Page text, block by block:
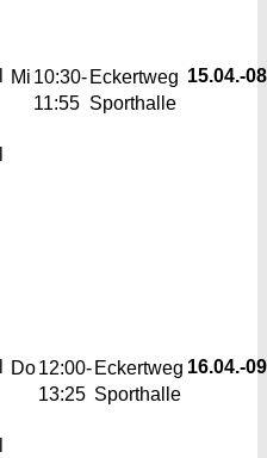
Mi 10:30-
11:55
Eckertweg
Sporthalle
15.04.-
Do12:00-
13:25
Eckertweg
Sporthalle
16.04.-